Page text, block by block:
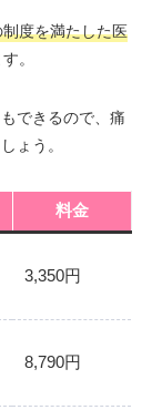
度を満たした医
。
できるので、痛
ょう。
料金
3,350円
8,790円